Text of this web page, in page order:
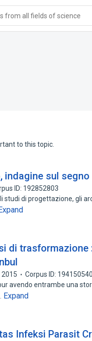
from all fields of science
to this topic.
indagine sul
ID: 192852803
studi di progettazione, gli
di
2015
Corpus ID: 194150540
avendo entrambe una
Expand
Infeksi Parasit